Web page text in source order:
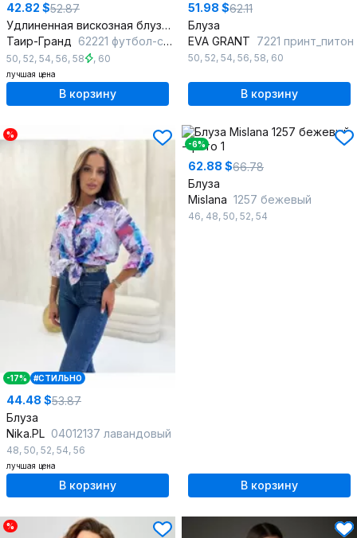
42.82 $52.87
Удлиненная вискозная блуза с воротником стойка и декоративным шнуром
Таир-Гранд 62221 футбол-син.отд.
50, 52, 54, 56, 58 , 60
лучшая цена
В корзину
51.98 $62.11
Блуза
EVA GRANT 7221 принт_питон
50, 52, 54, 56, 58, 60
В корзину
%
-17% #СТИЛЬНО
44.48 $53.87
Блуза
Nika.PL 04012137 лавандовый
48, 50, 52, 54, 56
лучшая цена
В корзину
-6%
62.88 $66.78
Блуза
Mislana 1257 бежевый
46, 48, 50, 52, 54
В корзину
%